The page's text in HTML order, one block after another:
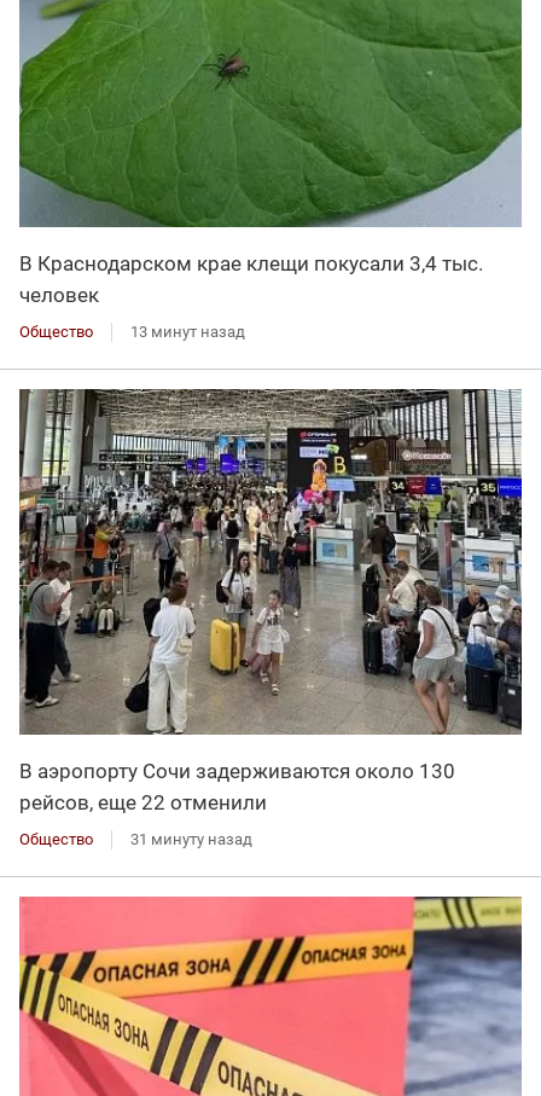
В Краснодарском крае клещи покусали 3,4 тыс.
человек
Общество 13 минут назад
В аэропорту Сочи задерживаются около 130
рейсов, еще 22 отменили
Общество 31 минуту назад